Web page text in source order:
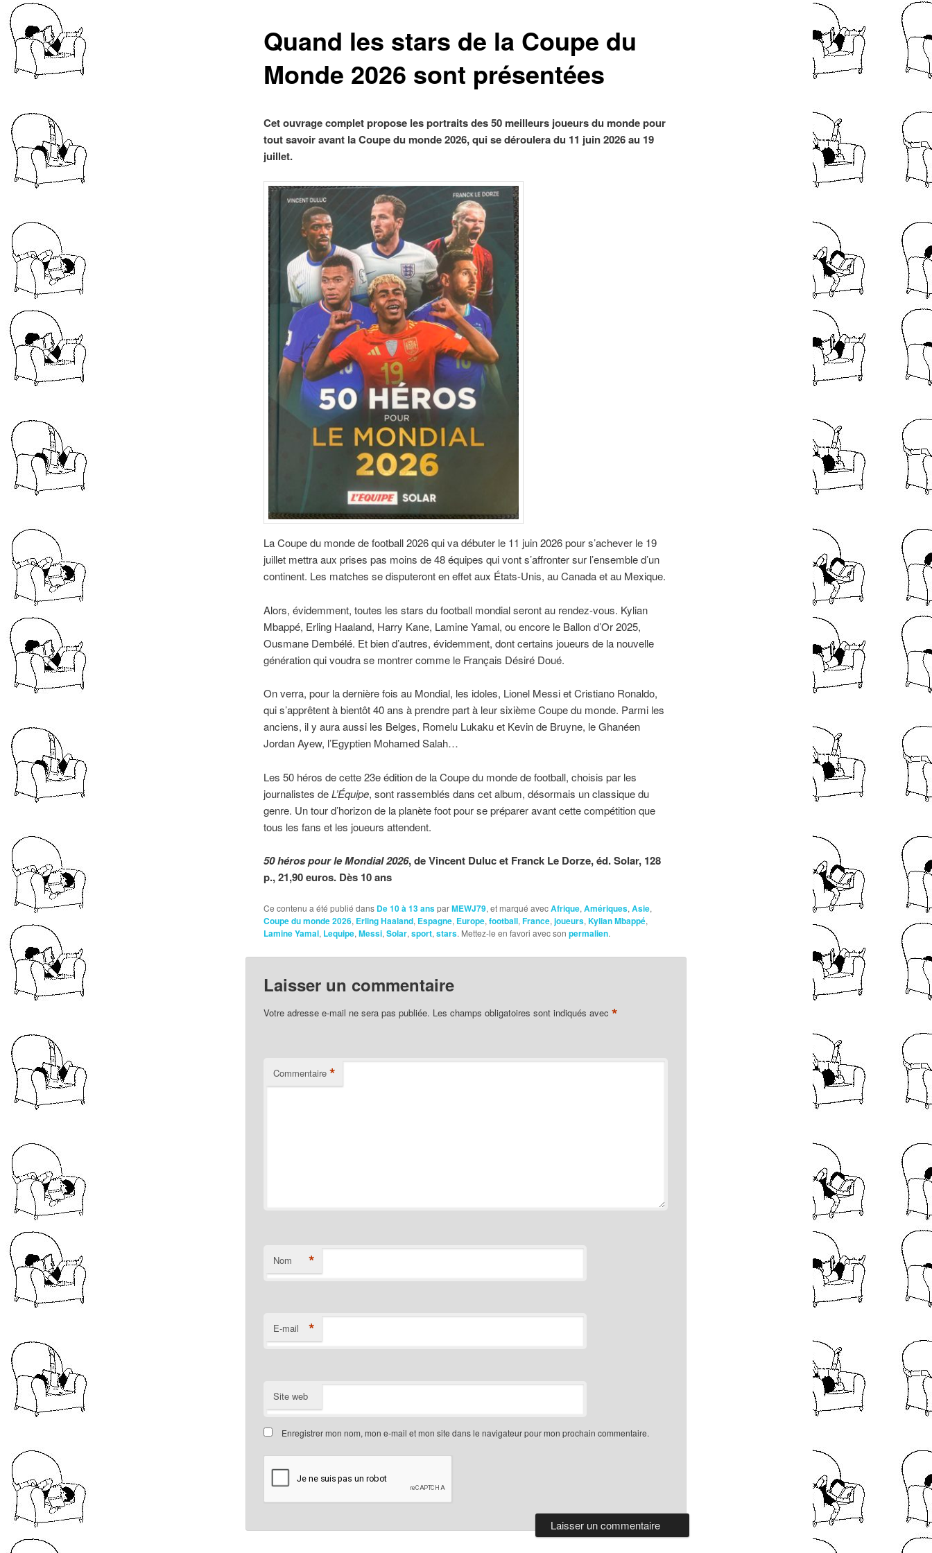
Quand les stars de la Coupe du
Monde 2026 sont présentées
Cet ouvrage complet propose les portraits des 50 meilleurs joueurs du monde pour
tout savoir avant la Coupe du monde 2026, qui se déroulera du 11 juin 2026 au 19
juillet.
La Coupe du monde de football 2026 qui va débuter le 11 juin 2026 pour s’achever le 19
juillet mettra aux prises pas moins de 48 équipes qui vont s’affronter sur l’ensemble d’un
continent. Les matches se disputeront en effet aux États-Unis, au Canada et au Mexique.
Alors, évidemment, toutes les stars du football mondial seront au rendez-vous. Kylian
Mbappé, Erling Haaland, Harry Kane, Lamine Yamal, ou encore le Ballon d’Or 2025,
Ousmane Dembélé. Et bien d’autres, évidemment, dont certains joueurs de la nouvelle
génération qui voudra se montrer comme le Français Désiré Doué.
On verra, pour la dernière fois au Mondial, les idoles, Lionel Messi et Cristiano Ronaldo,
qui s’apprêtent à bientôt 40 ans à prendre part à leur sixième Coupe du monde. Parmi les
anciens, il y aura aussi les Belges, Romelu Lukaku et Kevin de Bruyne, le Ghanéen
Jordan Ayew, l’Egyptien Mohamed Salah…
Les 50 héros de cette 23e édition de la Coupe du monde de football, choisis par les
journalistes deL’Équipe, sont rassemblés dans cet album, désormais un classique du
genre. Un tour d’horizon de la planète foot pour se préparer avant cette compétition que
tous les fans et les joueurs attendent.
50 héros pour le Mondial 2026, de Vincent Duluc et Franck Le Dorze, éd. Solar, 128
p., 21,90 euros. Dès 10 ans
Ce contenu a été publié dans De 10 à 13 ansparMEWJ79, et marqué avecAfrique, Amériques, Asie,
Coupe du monde 2026, Erling Haaland, Espagne, Europe, football, France, joueurs, Kylian Mbappé,
Lamine Yamal, Lequipe, Messi, Solar, sport, stars. Mettez-le en favori avec son permalien.
Laisser un commentaire
Votre adresse e-mail ne sera pas publiée. Les champs obligatoires sont indiqués avec *
Commentaire *
Nom *
E-mail *
Site web
Enregistrer mon nom, mon e-mail et mon site dans le navigateur pour mon prochain commentaire.